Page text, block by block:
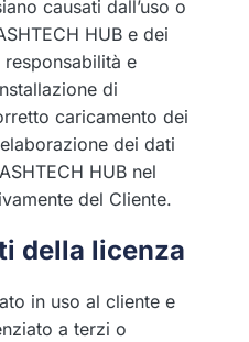
causati dall’uso o
HUB e dei
e
di
caricamento dei
dei dati
HUB nel
del Cliente.
della licenza
in uso al cliente e
a terzi o